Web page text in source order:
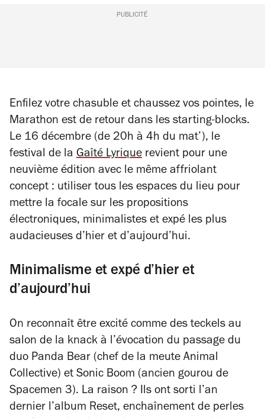
PUBLICITÉ
Enfilez votre chasuble et chaussez vos pointes, le
Marathon est de retour dans les starting-blocks.
Le 16 décembre (de 20h à 4h du mat’), le
festival de la Gaîté Lyrique revient pour une
neuvième édition avec le même affriolant
concept : utiliser tous les espaces du lieu pour
mettre la focale sur les propositions
électroniques, minimalistes et expé les plus
audacieuses d’hier et d’aujourd’hui.
Minimalisme et expé d’hier et
d’aujourd’hui
On reconnaît être excité comme des teckels au
salon de la knack à l’évocation du passage du
duo Panda Bear (chef de la meute Animal
Collective) et Sonic Boom (ancien gourou de
Spacemen 3). La raison ? Ils ont sorti l’an
dernier l’album Reset, enchaînement de perles